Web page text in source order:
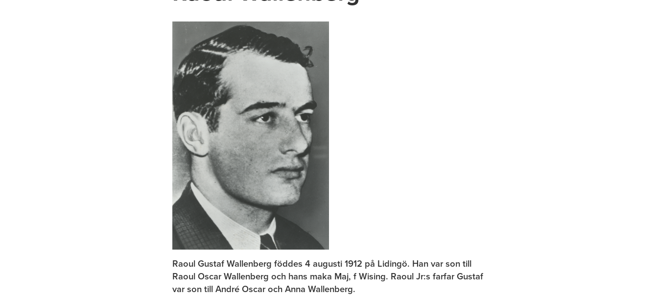
Raoul Gustaf Wallenberg föddes 4 augusti 1912 på Lidingö. Han var son till
Raoul Oscar Wallenberg och hans maka Maj, f Wising. Raoul Jr:s farfar Gustaf
var son till André Oscar och Anna Wallenberg.